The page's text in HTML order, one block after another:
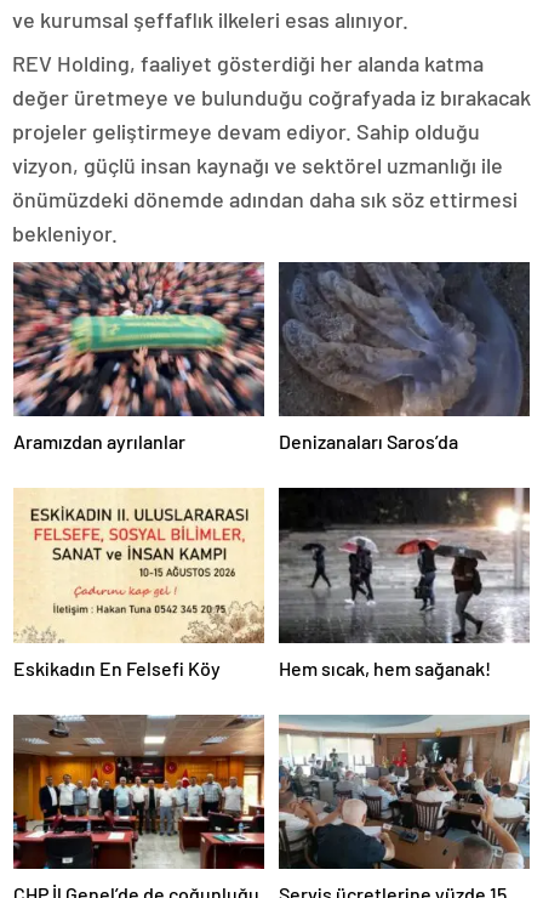
ve kurumsal şeffaflık ilkeleri esas alınıyor.
REV Holding, faaliyet gösterdiği her alanda katma
değer üretmeye ve bulunduğu coğrafyada iz bırakacak
projeler geliştirmeye devam ediyor. Sahip olduğu
vizyon, güçlü insan kaynağı ve sektörel uzmanlığı ile
önümüzdeki dönemde adından daha sık söz ettirmesi
bekleniyor.
Aramızdan ayrılanlar Denizanaları Saros’da
Eskikadın En Felsefi Köy Hem sıcak, hem sağanak!